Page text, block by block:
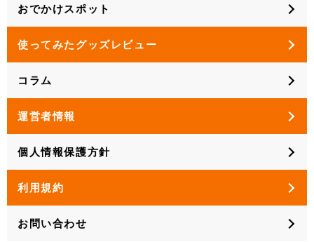
おでかけスポット
使ってみたグッズレビュー
コラム
運営者情報
個人情報保護方針
利用規約
お問い合わせ